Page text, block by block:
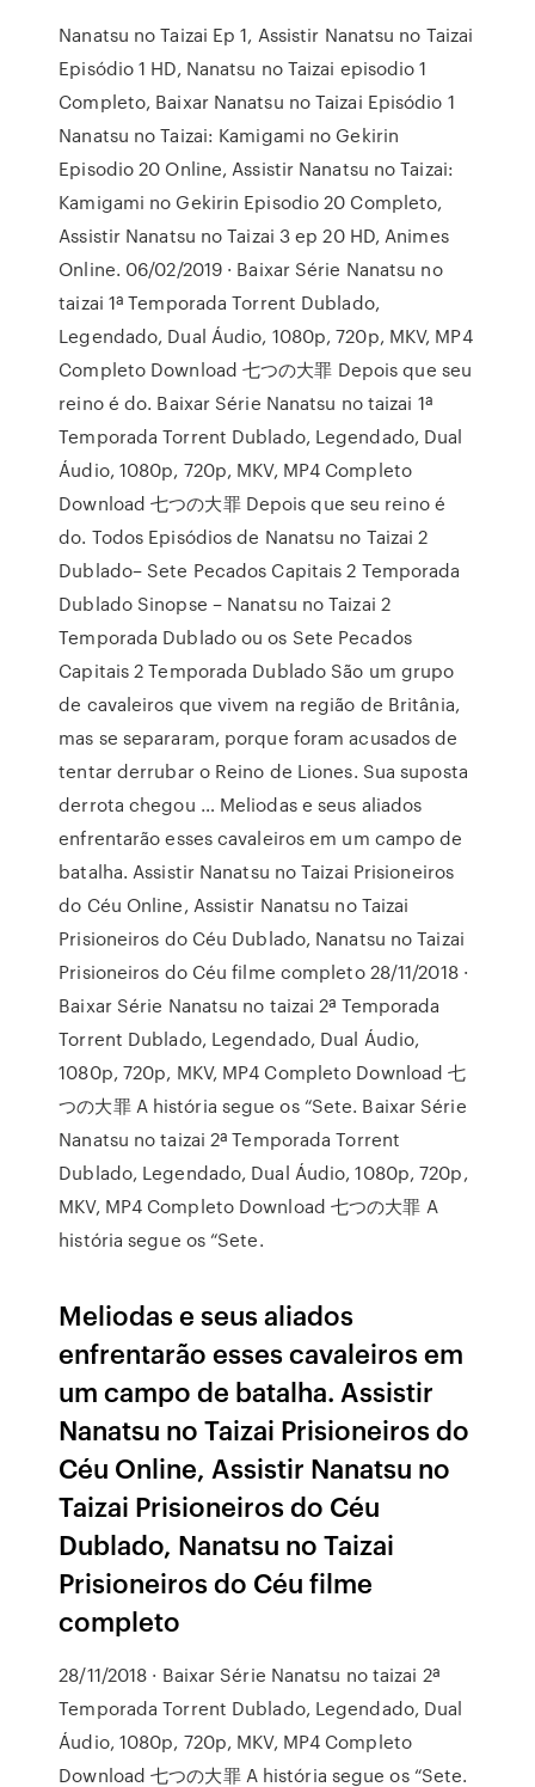
Nanatsu no Taizai Ep 1, Assistir Nanatsu no Taizai
Episódio 1 HD, Nanatsu no Taizai episodio 1
Completo, Baixar Nanatsu no Taizai Episódio 1
Nanatsu no Taizai: Kamigami no Gekirin
Episodio 20 Online, Assistir Nanatsu no Taizai:
Kamigami no Gekirin Episodio 20 Completo,
Assistir Nanatsu no Taizai 3 ep 20 HD, Animes
Online. 06/02/2019 · Baixar Série Nanatsu no
taizai 1ª Temporada Torrent Dublado,
Legendado, Dual Áudio, 1080p, 720p, MKV, MP4
Completo Download 七つの大罪 Depois que seu
reino é do. Baixar Série Nanatsu no taizai 1ª
Temporada Torrent Dublado, Legendado, Dual
Áudio, 1080p, 720p, MKV, MP4 Completo
Download 七つの大罪 Depois que seu reino é
do. Todos Episódios de Nanatsu no Taizai 2
Dublado– Sete Pecados Capitais 2 Temporada
Dublado Sinopse – Nanatsu no Taizai 2
Temporada Dublado ou os Sete Pecados
Capitais 2 Temporada Dublado São um grupo
de cavaleiros que vivem na região de Britânia,
mas se separaram, porque foram acusados de
tentar derrubar o Reino de Liones. Sua suposta
derrota chegou … Meliodas e seus aliados
enfrentarão esses cavaleiros em um campo de
batalha. Assistir Nanatsu no Taizai Prisioneiros
do Céu Online, Assistir Nanatsu no Taizai
Prisioneiros do Céu Dublado, Nanatsu no Taizai
Prisioneiros do Céu filme completo 28/11/2018 ·
Baixar Série Nanatsu no taizai 2ª Temporada
Torrent Dublado, Legendado, Dual Áudio,
1080p, 720p, MKV, MP4 Completo Download 七
つの大罪 A história segue os “Sete. Baixar Série
Nanatsu no taizai 2ª Temporada Torrent
Dublado, Legendado, Dual Áudio, 1080p, 720p,
MKV, MP4 Completo Download 七つの大罪 A
história segue os “Sete.
Meliodas e seus aliados
enfrentarão esses cavaleiros em
um campo de batalha. Assistir
Nanatsu no Taizai Prisioneiros do
Céu Online, Assistir Nanatsu no
Taizai Prisioneiros do Céu
Dublado, Nanatsu no Taizai
Prisioneiros do Céu filme
completo
28/11/2018 · Baixar Série Nanatsu no taizai 2ª
Temporada Torrent Dublado, Legendado, Dual
Áudio, 1080p, 720p, MKV, MP4 Completo
Download 七つの大罪 A história segue os “Sete.